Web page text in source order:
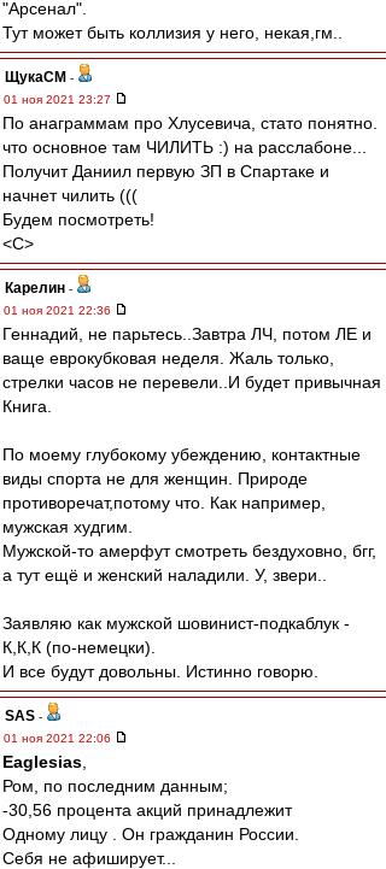
"Арсенал".
Тут может быть коллизия у него, некая,гм..
ЩукаСМ -
01 ноя 2021 23:27
По анаграммам про Хлусевича, стато понятно.
что основное там ЧИЛИТЬ :) на расслабоне...
Получит Даниил первую ЗП в Спартаке и
начнет чилить (((
Будем посмотреть!
<C>
Карелин -
01 ноя 2021 22:36
Геннадий, не парьтесь..Завтра ЛЧ, потом ЛЕ и
ваще еврокубковая неделя. Жаль только,
стрелки часов не перевели..И будет привычная
Книга.
По моему глубокому убеждению, контактные
виды спорта не для женщин. Природе
противоречат,потому что. Как например,
мужская худгим.
Мужской-то амерфут смотреть бездуховно, бгг,
а тут ещё и женский наладили. У, звери..
Заявляю как мужской шовинист-подкаблук -
К,К,К (по-немецки).
И все будут довольны. Истинно говорю.
SAS -
01 ноя 2021 22:06
Eaglesias
Ром, по последним данным;
-30,56 процента акций принадлежит
Одному лицу . Он гражданин России.
Себя не афиширует...